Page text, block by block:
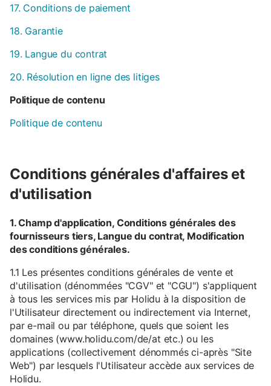
17. Conditions de paiement
18. Garantie
19. Langue du contrat
20. Résolution en ligne des litiges
Politique de contenu
Politique de contenu
Conditions générales d'affaires et
d'utilisation
1. Champ d'application, Conditions générales des
fournisseurs tiers, Langue du contrat, Modification
des conditions générales.
1.1 Les présentes conditions générales de vente et
d'utilisation (dénommées "CGV" et "CGU") s'appliquent
à tous les services mis par Holidu à la disposition de
l'Utilisateur directement ou indirectement via Internet,
par e-mail ou par téléphone, quels que soient les
domaines (www.holidu.com/de/at etc.) ou les
applications (collectivement dénommés ci-après "Site
Web") par lesquels l'Utilisateur accède aux services de
Holidu.